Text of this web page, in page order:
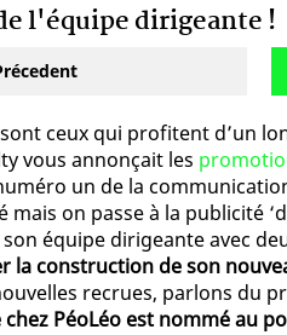
l'équipe dirigeante !
ceux qui profitent d’un
vous annonçait les
un de la
on passe à la publicité
équipe dirigeante avec
la construction de son
recrues, parlons du
PéoLéo est nommé au